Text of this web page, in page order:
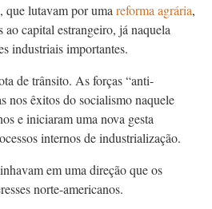
que lutavam por uma reforma agrária,
capital estrangeiro, já naquela
industriais importantes.
de trânsito. As forças “anti-
nos êxitos do socialismo naquele
e iniciaram uma nova gesta
internos de industrialização.
em uma direção que os
norte-americanos.